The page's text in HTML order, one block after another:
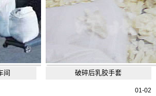
间 破碎后乳胶手套
01-02